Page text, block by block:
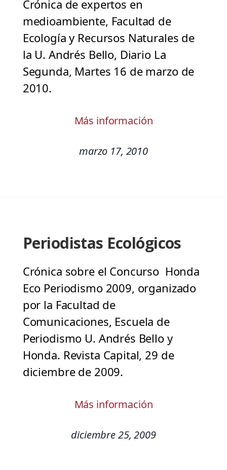
Crónica de expertos en
medioambiente, Facultad de
Ecología y Recursos Naturales de
la U. Andrés Bello, Diario La
Segunda, Martes 16 de marzo de
2010.
Más información
marzo 17, 2010
Periodistas Ecológicos
Crónica sobre el Concurso Honda
Eco Periodismo 2009, organizado
por la Facultad de
Comunicaciones, Escuela de
Periodismo U. Andrés Bello y
Honda. Revista Capital, 29 de
diciembre de 2009.
Más información
diciembre 25, 2009